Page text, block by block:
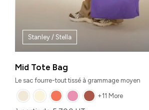
Stanley / Stella
Mid Tote Bag
Le sac fourre-tout tissé à grammage moyen
+11 More